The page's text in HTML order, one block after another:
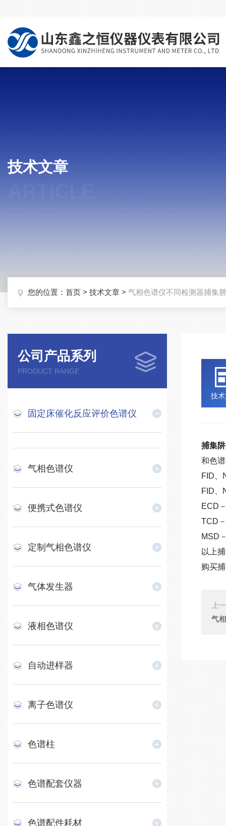
技术文章
您的位置： 首页 > 技术文章 > 气相色谱仪不同检测器捕集
公司产品系列
PRODUCT RANGE
固定床催化反应评价色谱仪
气相色谱仪
便携式色谱仪
定制气相色谱仪
气体发生器
液相色谱仪
自动进样器
离子色谱仪
色谱柱
色谱配套仪器
色谱配件耗材
技
捕集阱
和色
FID、
FID、
ECD
TCD
MSD
以上
购买
上
气